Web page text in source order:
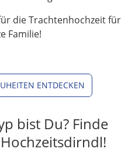
die Trachtenhochzeit für
Familie!
ENTDECKEN
bist Du? Finde